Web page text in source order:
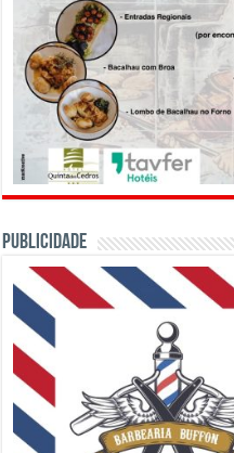
PUBLICIDADE